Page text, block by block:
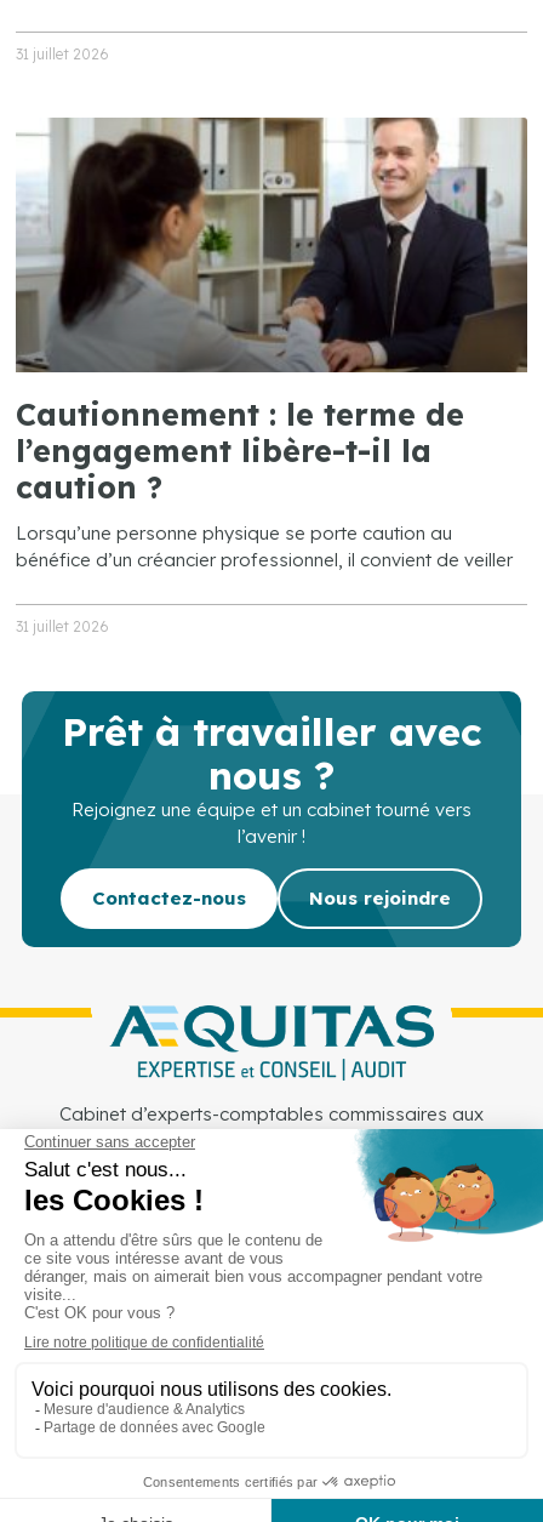
31 juillet 2026
Cautionnement : le terme de
l’engagement libère-t-il la
caution ?
Lorsqu’une personne physique se porte caution au
bénéfice d’un créancier professionnel, il convient de veiller
31 juillet 2026
Prêt à travailler avec
nous ?
Rejoignez une équipe et un cabinet tourné vers
l’avenir !
Contactez-nous Nous rejoindre
Cabinet d’experts-comptables commissaires aux
comptes sur Lille, Lens et Douai
Services Secteurs Outils
Cabinet
Recrutement
Copyright © Aequitas 2023 fait avec ❤️ par wapiti
Politique de confidentialité